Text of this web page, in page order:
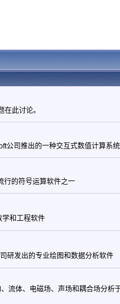
在此讨论。
公司推出的一种交互式数值计算系统
行的符号运算软件之一
学和工程软件
研发出的专业绘图和数据分析软件
流体、电磁场、声场和耦合场分析